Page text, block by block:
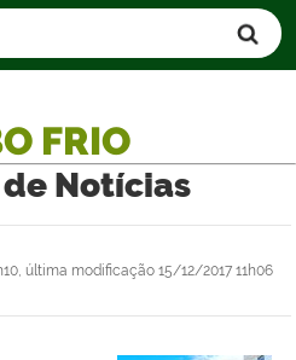
FRIO
Notícias
última modificação 15/12/2017 11h06